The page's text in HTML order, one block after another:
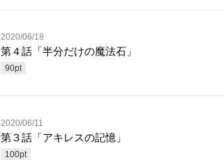
2020/06/18
第４話「半分だけの魔法石」
90pt
2020/06/11
第３話「アキレスの記憶」
100pt